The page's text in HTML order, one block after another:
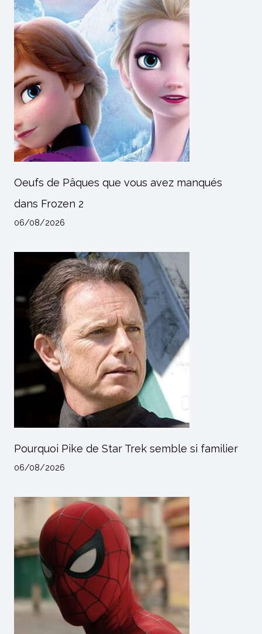
Oeufs de Pâques que vous avez manqués
dans Frozen 2
06/08/2026
Pourquoi Pike de Star Trek semble si familier
06/08/2026